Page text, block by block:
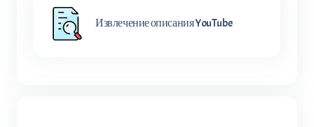
Извлечение описания YouTube